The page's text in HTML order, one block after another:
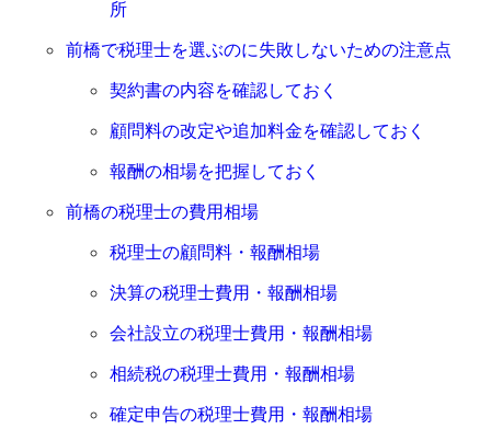
所
前橋で税理士を選ぶのに失敗しないための注意点
契約書の内容を確認しておく
顧問料の改定や追加料金を確認しておく
報酬の相場を把握しておく
前橋の税理士の費用相場
税理士の顧問料・報酬相場
決算の税理士費用・報酬相場
会社設立の税理士費用・報酬相場
相続税の税理士費用・報酬相場
確定申告の税理士費用・報酬相場